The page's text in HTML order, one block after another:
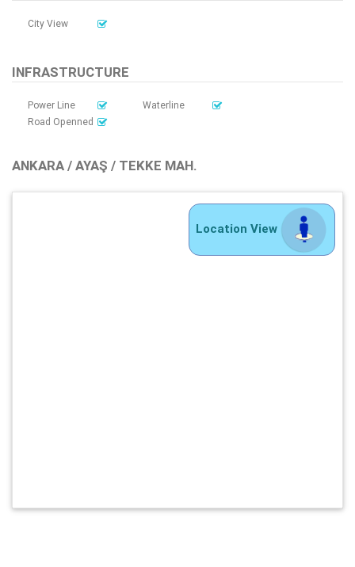
City View
INFRASTRUCTURE
Power Line
Waterline
Road Openned
ANKARA / AYAŞ / TEKKE MAH.
Location View